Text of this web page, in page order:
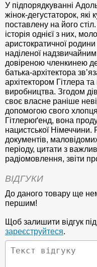
У підпорядкуванні
жінок-дегустаторок,
поставлену на його
історія однієї з них,
аристократичної
наділеної
довіреною членкинею
батька-архітектора
архітектором Гітлера
виробництва. Згодом
своє власне раніше
допомогою свого
Гітлерюґенд, вона
нацистської
документів,
періоду, цитати з
радіомовлення, звіти
ВІДГУКИ
До даного товару ще
першим!
Щоб залишити відгук
зареєструйтеся.